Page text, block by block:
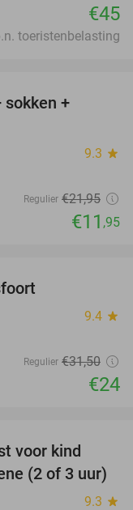
€45
toeristenbelasting
sokken +
9.3 star
Regulier €21,95
€11 ,95
9.4 star
Regulier €31,50
€24
voor kind
(2 of 3 uur)
9.3 star